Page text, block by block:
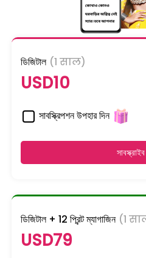
ডিজিটাল (1 साल)
USD10
সাবস্ক্রিপশন উপহার দিন
ডিজিটাল + 12 প্রিন্ট ম্যাগাজিন (1
USD79